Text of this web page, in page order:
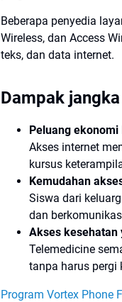
Beberapa penyedia
Wireless, dan Access
teks, dan data internet.
Dampak
Peluang
Akses internet
kursus
Kemudahan
Siswa dari
dan
Akses kesehatan
Telemedicine
tanpa harus pergi
Program Vortex Phone